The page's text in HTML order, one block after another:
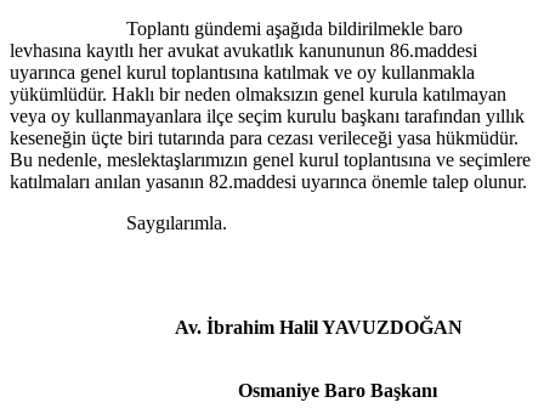
Toplantı gündemi aşağıda bildirilmekle baro
levhasına kayıtlı her avukat avukatlık kanununun 86.maddesi
uyarınca genel kurul toplantısına katılmak ve oy kullanmakla
yükümlüdür. Haklı bir neden olmaksızın genel kurula katılmayan
veya oy kullanmayanlara ilçe seçim kurulu başkanı tarafından yıllık
keseneğin üçte biri tutarında para cezası verileceği yasa hükmüdür.
Bu nedenle, meslektaşlarımızın genel kurul toplantısına ve seçimlere
katılmaları anılan yasanın 82.maddesi uyarınca önemle talep olunur.
Saygılarımla.
Av. İbrahim Halil YAVUZDOĞAN
Osmaniye Baro Başkanı